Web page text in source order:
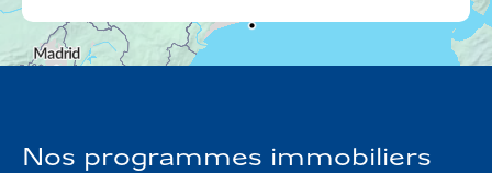
Nos programmes immobiliers